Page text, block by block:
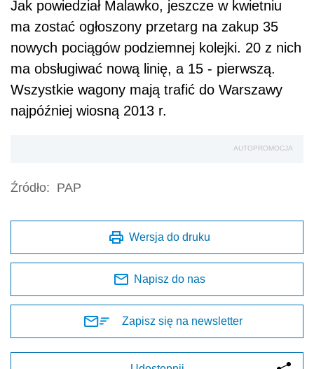
Jak powiedział Malawko, jeszcze w kwietniu
ma zostać ogłoszony przetarg na zakup 35
nowych pociągów podziemnej kolejki. 20 z nich
ma obsługiwać nową linię, a 15 - pierwszą.
Wszystkie wagony mają trafić do Warszawy
najpóźniej wiosną 2013 r.
AUTOPROMOCJA
Źródło: PAP
Wersja do druku
Napisz do nas
Zapisz się na newsletter